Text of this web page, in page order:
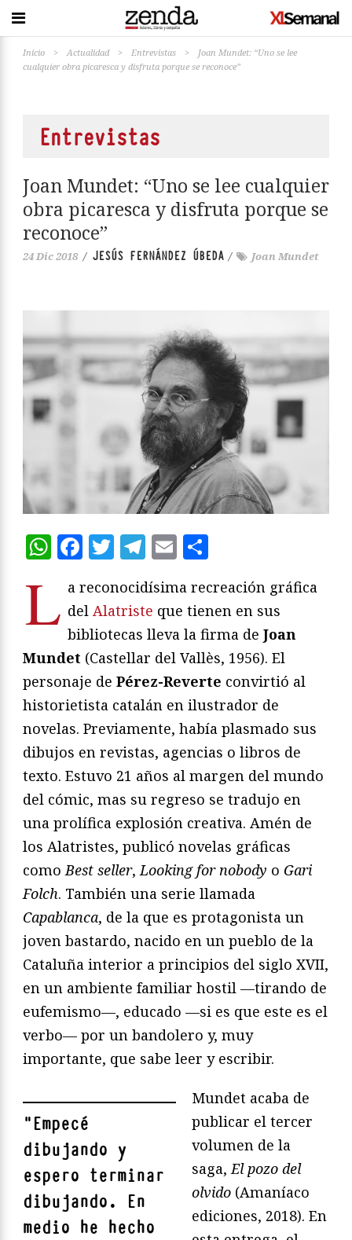
Inicio > Actualidad > Entrevistas >
Joan Mundet: “Uno se lee
cualquier obra picaresca y disfruta porque se reconoce”
Entrevistas
Joan Mundet: “Uno se lee cualquier
obra picaresca y disfruta porque se
reconoce”
24 Dic 2018 / JESÚS FERNÁNDEZ ÚBEDA / Joan Mundet
WhatsApp
Facebook
Twitter
Telegram
Email
L a reconocidísima recreación gráfica
del Alatriste que tienen en sus
bibliotecas lleva la firma de Joan
Mundet (Castellar del Vallès, 1956). El
personaje de Pérez-Reverte convirtió al
historietista catalán en ilustrador de
novelas. Previamente, había plasmado sus
dibujos en revistas, agencias o libros de
texto. Estuvo 21 años al margen del mundo
del cómic, mas su regreso se tradujo en
una prolífica explosión creativa. Amén de
los Alatristes, publicó novelas gráficas
comoBest seller,Looking for nobody o Gari
Folch. También una serie llamada
Capablanca, de la que es protagonista un
joven bastardo, nacido en un pueblo de la
Cataluña interior a principios del siglo XVII,
en un ambiente familiar hostil —tirando de
eufemismo—, educado —si es que este es el
verbo— por un bandolero y, muy
importante, que sabe leer y escribir.
"Empecé
dibujando y
espero terminar
dibujando. En
medio he hecho
Mundet acaba de
publicar el tercer
volumen de la
saga,El pozo del
olvido (Amaníaco
ediciones, 2018). En